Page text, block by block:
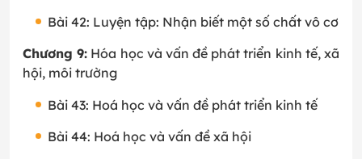
Bài 42: Luyện tập: Nhận biết một số chất vô cơ
Chương 9: Hóa học và vấn đề phát triển kinh tế, xã
hội, môi trường
Bài 43: Hoá học và vấn đề phát triển kinh tế
Bài 44: Hoá học và vấn đề xã hội